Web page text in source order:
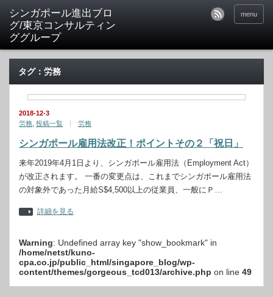
シンガポール進出ブロ
グ/東京コンサルティン
ググループ
menu
タグ：労務
2018-12-3
労務 投稿一覧 労務
シンガポール雇用法改正！ポイントその２「祝日」
来年2019年4月1日より、シンガポール雇用法（Employment Act）
が改正されます。 一番の変更点は、これまでシンガポール雇用法
の対象外であった月給S$4,500以上の従業員、一般にＰ…
詳細を見る
Warning: Undefined array key "show_bookmark" in
/home/netst/kuno-
cpa.co.jp/public_html/singapore_blog/wp-
content/themes/gorgeous_tcd013/archive.php on line 49